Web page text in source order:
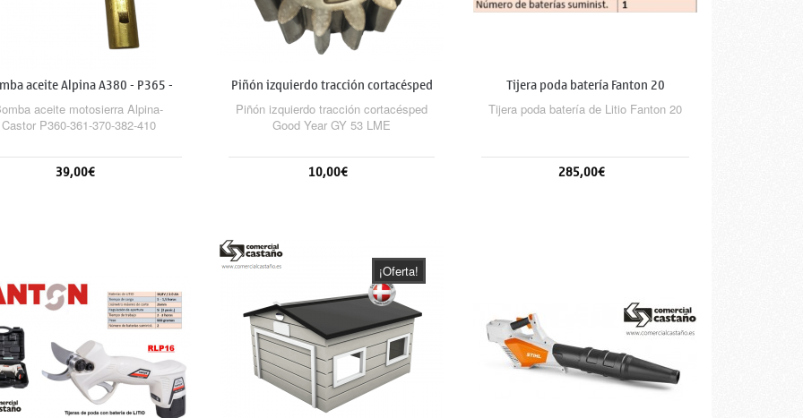
aceite Alpina A380 - P365 -
P390
aceite motosierra Alpina-
Castor P360-361-370-382-410
39,00€
Piñón izquierdo tracción cortacésped
Good...
Piñón izquierdo tracción cortacésped
Good Year GY 53 LME
10,00€
Tijera poda batería Fanton 20
Tijera poda batería de Litio Fanton 20
285,00€
¡Oferta!